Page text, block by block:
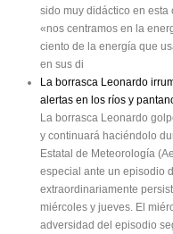
sido muy didáctico en
«nos centramos en la
ciento de la energía que
en sus di
La borrasca Leonardo
alertas en los ríos y
La borrasca Leonardo
y continuará haciéndolo
Estatal de Meteorología
especial ante un episodio
extraordinariamente
miércoles y jueves. El
adversidad del episodio